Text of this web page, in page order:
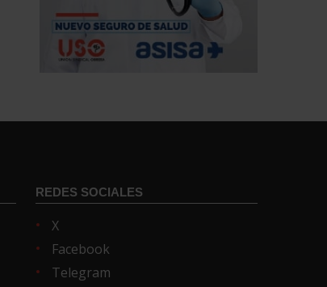
REDES SOCIALES
X
Facebook
Telegram